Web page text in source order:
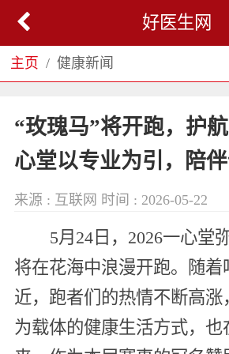
好医生网
主页 健康新闻
“玫瑰马”将开跑，护
心堂以专业为引，陪
来源 : 互联网 时间 : 2026-05-22
5月24日，2026一心堂
将在花海中浪漫开跑。随着
近，跑者们的热情不断高涨
为载体的健康生活方式，也